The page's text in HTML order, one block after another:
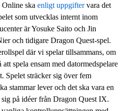
ska enligt uppgiftervara det
som utvecklas internt inom
är Yosuke Saito och Jin
och tidigare Dragon Quest-spel.
där vi spelar tillsammans, om
spela ensam med datormedspelare
Spelet sträcker sig över fem
stammar lever och det ska vara en
på idéer från Dragon Quest IX.